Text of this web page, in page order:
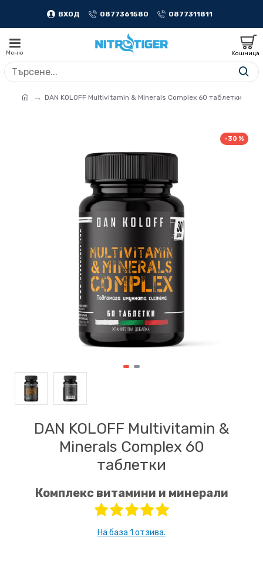
ВХОД 0877361580 0877311811
DAN KOLOFF Multivitamin & Minerals Complex 60 таблетки
-30 %
DAN KOLOFF Multivitamin &
Minerals Complex 60
таблетки
Комплекс витамини и минерали
На база 1 отзива.